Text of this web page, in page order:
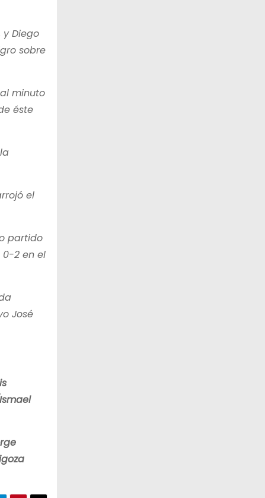
y Diego
sobre
minuto
éste
el
partido
0-2 en el
José